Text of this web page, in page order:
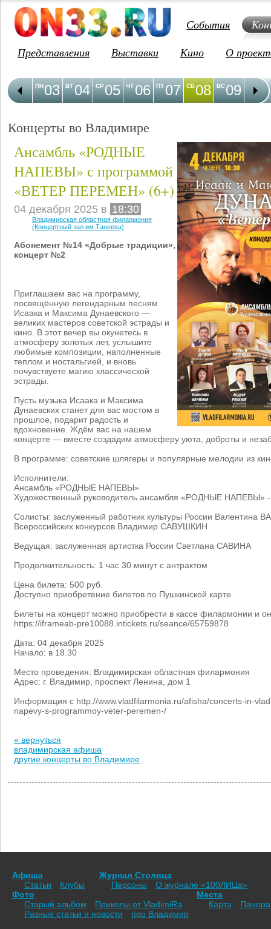
События
Представления
Выставки Кино О
03
ПН 04
ВТ 05
СР 06
ЧТ 07
ПТ 08
СБ 09
ВС 10
ПН
Концерты во Владимире
Ансамбль «РОДНЫЕ
НАПЕВЫ» с программой
«ВЕТЕР ПЕРЕМЕН» (6+)
04 декабря 2025 в 18:30
Владимирская областная филармония
(Концертный зал им.Танеева)
Абонемент №14 «Добрые традиции»,
концерт №2
Приглашаем вас на программу,
посвящённую легендарным песням
Исаака и Максима Дунаевского —
великих мастеров советской эстрады и
кино. В этот вечер вы окунетесь в
атмосферу золотых лет, услышите
любимые композиции, наполненные
теплом и ностальгией, и вновь
почувствуете магию классической
эстрады.
Пусть музыка Исаака и Максима
Дунаевских станет для вас мостом в
прошлое, подарит радость и
вдохновение. Ждём вас на нашем
концерте — вместе создадим атмосферу уюта, доброты и
В программе: советские шлягеры и популярные мелодии из
Исполнители:
Ансамбль «РОДНЫЕ НАПЕВЫ»
Художественный руководитель ансамбля «РОДНЫЕ НАПЕВЫ»
Солисты: заслуженный работник культуры России Валентина
Всероссийских конкурсов Владимир САВУШКИН
Ведущая: заслуженная артистка России Светлана САВИНА
Продолжительность: 1 час 30 минут с антрактом
Цена билета: 500 руб.
Доступно приобретение билетов по Пушкинской карте
Билеты на концерт можно приобрести в кассе филармонии и
https://iframeab-pre10088.intickets.ru/seance/65759878
Дата: 04 декабря 2025
Начало: в 18.30
Место проведения: Владимирская областная филармония
Адрес: г. Владимир, проспект Ленина, дом 1
Информация с http://www.vladfilarmonia.ru/afisha/concerts-in-
napevy-s-programmoy-veter-peremen-/
« вернуться
владимирская афиша
другие концерты во Владимире
Афиша
Статьи
Клубы
Журнал Столица
Персоны
О журнале «100ЛИЦа»
Фото
Старый альбом
Приколы от VladimiRа
Места
Карта
Разные статьи и новости
про Владимир